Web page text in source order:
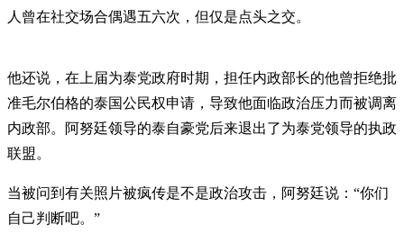
人曾在社交场合偶遇五六次，但仅是点头之交。
他还说，在上届为泰党政府时期，担任内政部长的他曾拒绝批
准毛尔伯格的泰国公民权申请，导致他面临政治压力而被调离
内政部。阿努廷领导的泰自豪党后来退出了为泰党领导的执政
联盟。
当被问到有关照片被疯传是不是政治攻击，阿努廷说：“你们
自己判断吧。”